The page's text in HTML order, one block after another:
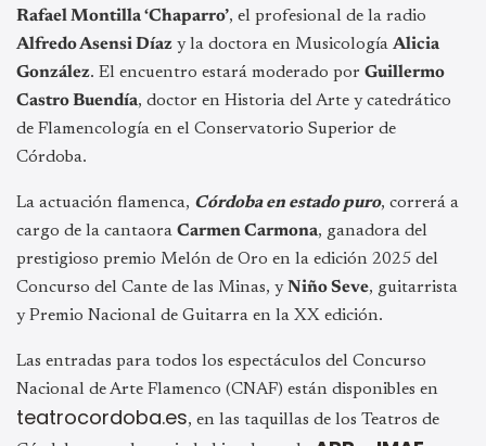
Rafael Montilla ‘Chaparro’, el profesional de la radio
Alfredo Asensi Díaz y la doctora en Musicología Alicia
González. El encuentro estará moderado por Guillermo
Castro Buendía, doctor en Historia del Arte y catedrático
de Flamencología en el Conservatorio Superior de
Córdoba.
La actuación flamenca, Córdoba en estado puro, correrá a
cargo de la cantaora Carmen Carmona, ganadora del
prestigioso premio Melón de Oro en la edición 2025 del
Concurso del Cante de las Minas, yNiño Seve, guitarrista
y Premio Nacional de Guitarra en la XX edición.
Las entradas para todos los espectáculos del Concurso
Nacional de Arte Flamenco (CNAF) están disponibles en
teatrocordoba.es, en las taquillas de los Teatros de